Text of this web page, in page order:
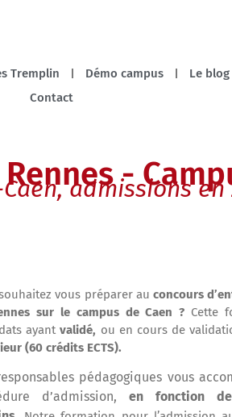
Tremplin Démo campus Le blog
Contact
-
admissions
vous préparer auconcours
sur le campus de Caen? Cette
ayantvalidé, ou en cours de
(60 crédits ECTS).
pédagogiques vous
d’admission, en fonction